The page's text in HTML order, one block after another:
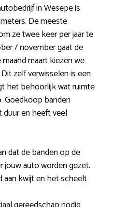
in Wesepe is
De meeste
ze twee keer per jaar te
/ november gaat de
maart kiezen we
zelf verwisselen is een
het behoorlijk wat ruimte
Goedkoop banden
duur en heeft veel
dat de banden op de
jouw auto worden gezet.
aan kwijt en het scheelt